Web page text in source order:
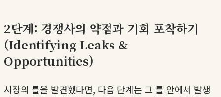
2단계: 경쟁사의 약점과 기회 포착하기
(Identifying Leaks &
Opportunities)
시장의 틀을 발견했다면, 다음 단계는 그 틀 안에서 발생